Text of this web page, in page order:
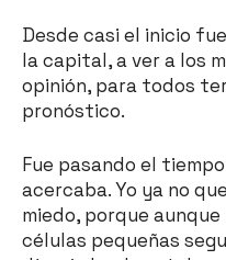
Desde casi el inicio
la capital, a ver a los
opinión, para todos
pronóstico.
Fue pasando el
acercaba. Yo ya no
miedo, porque
células pequeñas